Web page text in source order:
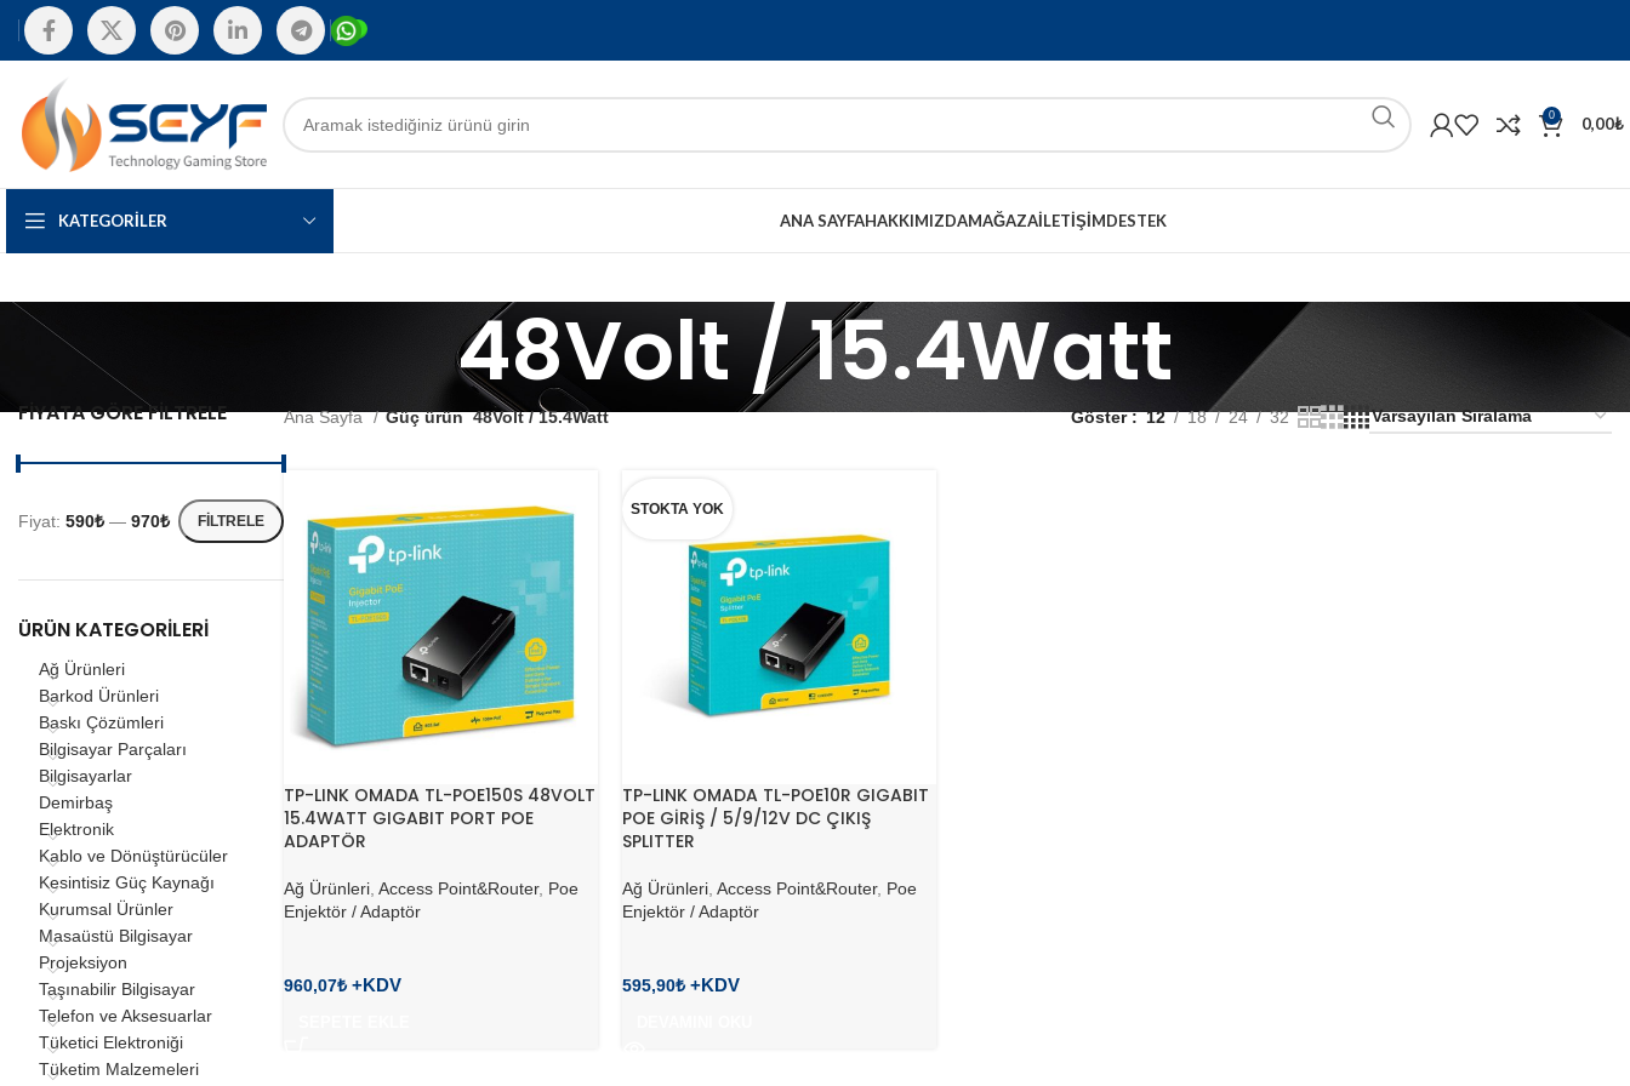
0 0,00₺
KATEGORILER ANA SAYFAHAKKIMIZDAMAĞAZAİLETIŞIMDESTEK
48Volt / 15.4Watt
FIYATA GÖRE FILTRELE
FILTRELE
Fiyat: 590₺ — 970₺
ÜRÜN KATEGORILERI
Ağ Ürünleri
Barkod Ürünleri
Baskı Çözümleri
Bilgisayar Parçaları
Bilgisayarlar
Demirbaş
Elektronik
Kablo ve Dönüştürücüler
Kesintisiz Güç Kaynağı
Kurumsal Ürünler
Masaüstü Bilgisayar
Projeksiyon
Taşınabilir Bilgisayar
Telefon ve Aksesuarlar
Tüketici Elektroniği
Tüketim Malzemeleri
Ana Sayfa Güç ürün 48Volt / 15.4Watt Göster 12 18 24 32
TP-LINK OMADA TL-POE150S 48VOLT
15.4WATT GIGABIT PORT POE
ADAPTÖR
Ağ Ürünleri Access Point&Router, Poe
Enjektör / Adaptör
960,07₺
STOKTA YOK
TP-LINK OMADA TL-POE10R GIGABIT
POE GİRİŞ / 5/9/12V DC ÇIKIŞ
SPLITTER
Ağ Ürünleri, Access Point&Router, Poe
Enjektör / Adaptör
595,90₺